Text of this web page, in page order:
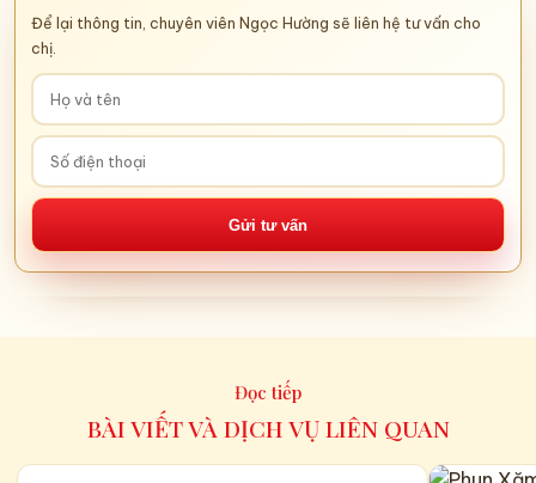
Để lại thông tin, chuyên viên Ngọc Hường sẽ liên hệ tư vấn cho
chị.
Gửi tư vấn
Đọc tiếp
BÀI VIẾT VÀ DỊCH VỤ LIÊN QUAN